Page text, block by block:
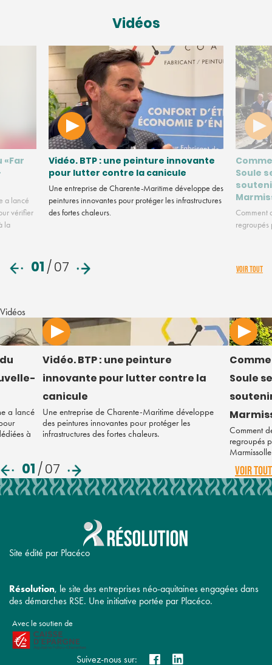
Vidéos
«Far
a lancé
vérifier
la
Vidéo. BTP : une peinture innovante
pour lutter contre la canicule
Une entreprise de Charente-Maritime développe des
peintures innovantes pour protéger les infrastructures
des fortes chaleurs.
Soule
Comment
regroupés
01/07 VOIR TOUT
Vidéos
a lancé
à
Vidéo. BTP : une peinture
innovante pour lutter contre la
canicule
Une entreprise de Charente-Maritime développe
des peintures innovantes pour protéger les
infrastructures des fortes chaleurs.
Soule
Comment
regroupés
Marmissolle
01/07 VOIR TOUT
Site édité par Placéco
Résolution, le site des entreprises néo-aquitaines engagées dans
des démarches RSE. Une initiative portée par Placéco.
Avec le soutien de
Suivez-nous sur: